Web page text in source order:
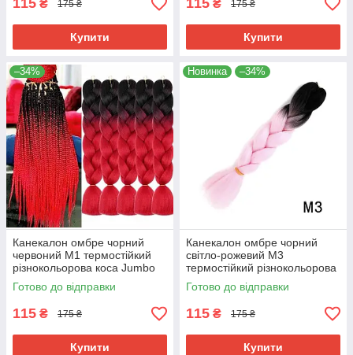
115 ₴ 175 ₴
Купити
115 ₴ 175 ₴
Купити
–34%
Канекалон омбре чорний
червоний М1 термостійкий
різнокольорова коса Jumbo
довжина 60см вага 100гр для
плетіння
Готово до відправки
115 ₴ 175 ₴
Купити
Новинка –34%
Канекалон омбре чорний
світло-рожевий М3
термостійкий різнокольорова
коса Jumbo довжина 60см
вага 100гр для плетіння
Готово до відправки
115 ₴ 175 ₴
Купити